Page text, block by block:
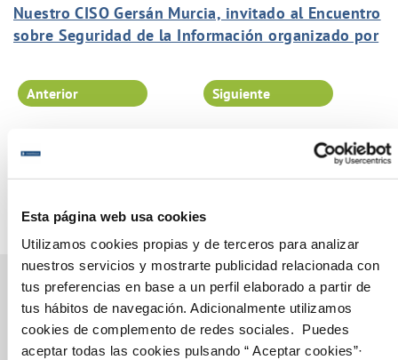
Esta página web usa cookies
Utilizamos cookies propias y de terceros para analizar
nuestros servicios y mostrarte publicidad relacionada con
tus preferencias en base a un perfil elaborado a partir de
tus hábitos de navegación. Adicionalmente utilizamos
cookies de complemento de redes sociales. Puedes
aceptar todas las cookies pulsando “ Aceptar cookies”·
Nuestro CISO Gersán Murcia, invitado al Encuentro
sobre Seguridad de la Información organizado por
Página 21 de 102
Anterior Siguiente
Gestiones Online